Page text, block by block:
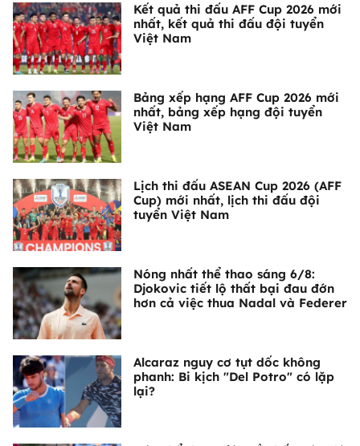
Kết quả thi đấu AFF Cup 2026 mới
nhất, kết quả thi đấu đội tuyển
Việt Nam
Bảng xếp hạng AFF Cup 2026 mới
nhất, bảng xếp hạng đội tuyển
Việt Nam
Lịch thi đấu ASEAN Cup 2026 (AFF
Cup) mới nhất, lịch thi đấu đội
tuyển Việt Nam
Nóng nhất thể thao sáng 6/8:
Djokovic tiết lộ thất bại đau đớn
hơn cả việc thua Nadal và Federer
Alcaraz nguy cơ tụt dốc không
phanh: Bi kịch "Del Potro" có lặp
lại?